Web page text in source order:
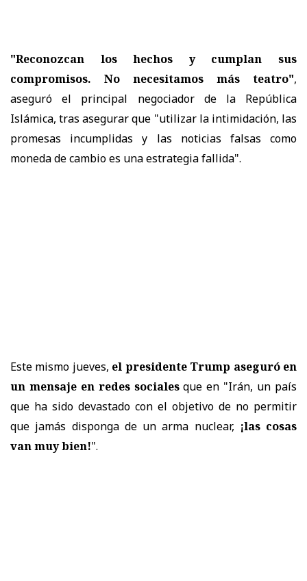
"Reconozcan los hechos y cumplan sus
compromisos. No necesitamos más teatro",
aseguró el principal negociador de la República
Islámica, tras asegurar que "utilizar la intimidación, las
promesas incumplidas y las noticias falsas como
moneda de cambio es una estrategia fallida".
Este mismo jueves, el presidente Trump aseguró en
un mensaje en redes socialesque en "Irán, un país
que ha sido devastado con el objetivo de no permitir
que jamás disponga de un arma nuclear, ¡las cosas
van muy bien!".